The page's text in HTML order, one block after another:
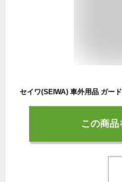
この商品